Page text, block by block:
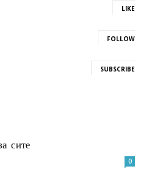
LIKE
FOLLOW
SUBSCRIBE
сите
0